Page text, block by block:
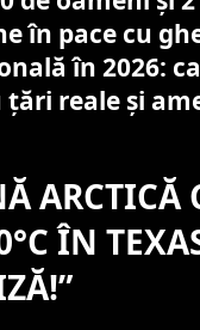
în pace cu
în 2026:
țări reale și
ARCTICĂ
ÎN